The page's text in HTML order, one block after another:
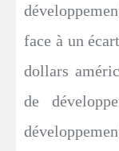
face à un
dollars
de